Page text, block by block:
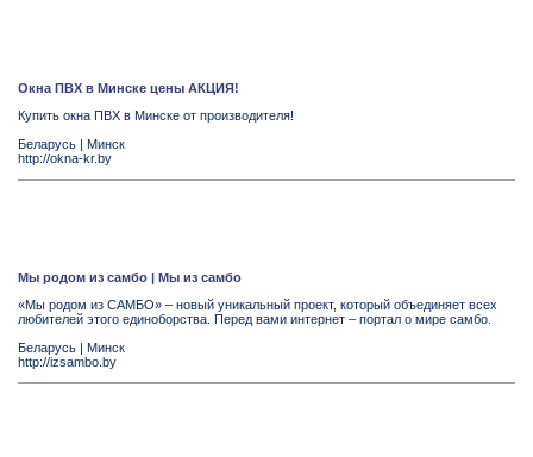
Окна ПВХ в Минске цены АКЦИЯ!
Купить окна ПВХ в Минске от производителя!
Беларусь | Минск
http://okna-kr.by
Мы родом из самбо | Мы из самбо
«Мы родом из САМБО» – новый уникальный проект, который объединяет всех
любителей этого единоборства. Перед вами интернет – портал о мире самбо.
Беларусь | Минск
http://izsambo.by